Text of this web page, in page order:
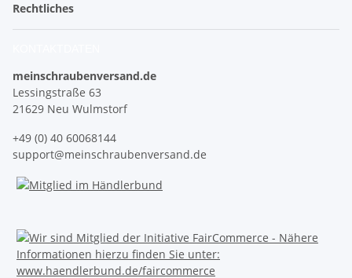
Rechtliches
meinschraubenversand.de
Lessingstraße 63
21629 Neu Wulmstorf
+49 (0) 40 60068144
support@meinschraubenversand.de